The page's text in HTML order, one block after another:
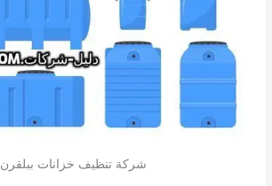
شركة تنظيف خزانات ببلقرن